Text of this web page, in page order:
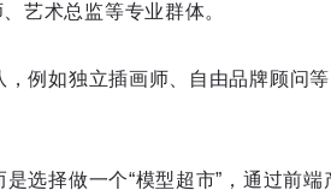
艺术总监等专业群体。
例如独立插画师、自由品牌顾问
选择做一个“模型超市”，通过前